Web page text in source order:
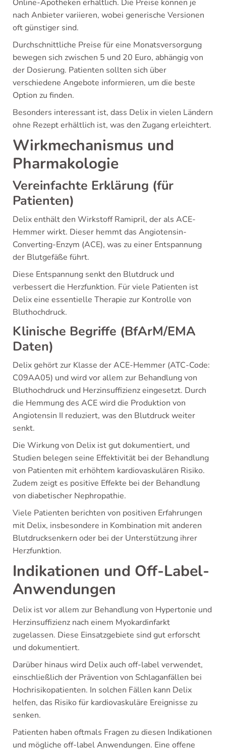
Online-Apotheken erhältlich. Die Preise können je
nach Anbieter variieren, wobei generische Versionen
oft günstiger sind.
Durchschnittliche Preise für eine Monatsversorgung
bewegen sich zwischen 5 und 20 Euro, abhängig von
der Dosierung. Patienten sollten sich über
verschiedene Angebote informieren, um die beste
Option zu finden.
Besonders interessant ist, dass Delix in vielen Ländern
ohne Rezept erhältlich ist, was den Zugang erleichtert.
Wirkmechanismus und
Pharmakologie
Vereinfachte Erklärung (für
Patienten)
Delix enthält den Wirkstoff Ramipril, der als ACE-
Hemmer wirkt. Dieser hemmt das Angiotensin-
Converting-Enzym (ACE), was zu einer Entspannung
der Blutgefäße führt.
Diese Entspannung senkt den Blutdruck und
verbessert die Herzfunktion. Für viele Patienten ist
Delix eine essentielle Therapie zur Kontrolle von
Bluthochdruck.
Klinische Begriffe (BfArM/EMA
Daten)
Delix gehört zur Klasse der ACE-Hemmer (ATC-Code:
C09AA05) und wird vor allem zur Behandlung von
Bluthochdruck und Herzinsuffizienz eingesetzt. Durch
die Hemmung des ACE wird die Produktion von
Angiotensin II reduziert, was den Blutdruck weiter
senkt.
Die Wirkung von Delix ist gut dokumentiert, und
Studien belegen seine Effektivität bei der Behandlung
von Patienten mit erhöhtem kardiovaskulären Risiko.
Zudem zeigt es positive Effekte bei der Behandlung
von diabetischer Nephropathie.
Viele Patienten berichten von positiven Erfahrungen
mit Delix, insbesondere in Kombination mit anderen
Blutdrucksenkern oder bei der Unterstützung ihrer
Herzfunktion.
Indikationen und Off-Label-
Anwendungen
Delix ist vor allem zur Behandlung von Hypertonie und
Herzinsuffizienz nach einem Myokardinfarkt
zugelassen. Diese Einsatzgebiete sind gut erforscht
und dokumentiert.
Darüber hinaus wird Delix auch off-label verwendet,
einschließlich der Prävention von Schlaganfällen bei
Hochrisikopatienten. In solchen Fällen kann Delix
helfen, das Risiko für kardiovaskuläre Ereignisse zu
senken.
Patienten haben oftmals Fragen zu diesen Indikationen
und mögliche off-label Anwendungen. Eine offene